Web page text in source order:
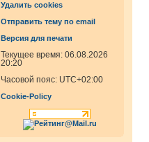
Удалить cookies
Отправить тему по email
Версия для печати
Текущее время: 06.08.2026
20:20
Часовой пояс: UTC+02:00
Cookie-Policy